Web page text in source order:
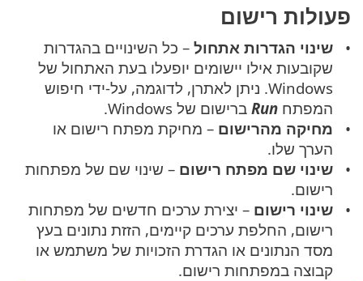
פעולות רישום
שינוי הגדרות אתחול – כל השינויים בהגדרות
שקובעות אילו יישומים יופעלו בעת האתחול של
Windows. ניתן לאתרן, לדוגמה, על-ידי חיפוש
המפתחRun ברישום של Windows.
מחיקה מהרישום – מחיקת מפתח רישום או
הערך שלו.
שינוי שם מפתח רישום – שינוי שם של מפתחות
רישום.
שינוי רישום – יצירת ערכים חדשים של מפתחות
רישום, החלפת ערכים קיימים, הזזת נתונים בעץ
מסד הנתונים או הגדרת הזכויות של משתמש או
קבוצה במפתחות רישום.